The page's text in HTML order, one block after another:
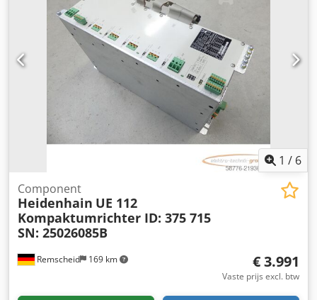
1 / 6
Remscheid 169 km
Component
Heidenhain UE 112
Kompaktumrichter ID: 375 715
SN: 25026085B
€ 3.991
Vaste prijs excl. btw